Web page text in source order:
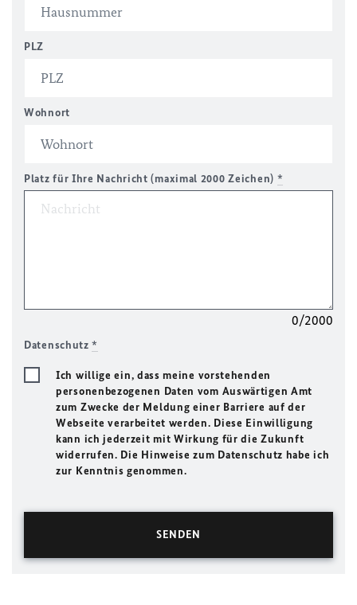
PLZ
Wohnort
Platz für Ihre Nachricht (maximal 2000 Zeichen) *
0/2000
Datenschutz*
Ich willige ein, dass meine vorstehenden
personenbezogenen Daten vom Auswärtigen Amt
zum Zwecke der Meldung einer Barriere auf der
Webseite verarbeitet werden. Diese Einwilligung
kann ich jederzeit mit Wirkung für die Zukunft
widerrufen. Die Hinweise zum Datenschutz habe ich
zur Kenntnis genommen.